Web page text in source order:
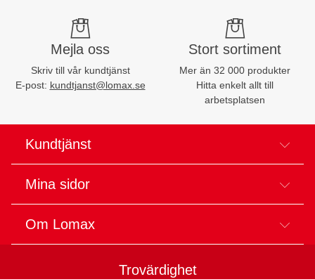
Mejla oss
Skriv till vår kundtjänst
E-post: kundtjanst@lomax.se
Stort sortiment
Mer än 32 000 produkter
Hitta enkelt allt till
arbetsplatsen
Kundtjänst
Mina sidor
Om Lomax
Trovärdighet